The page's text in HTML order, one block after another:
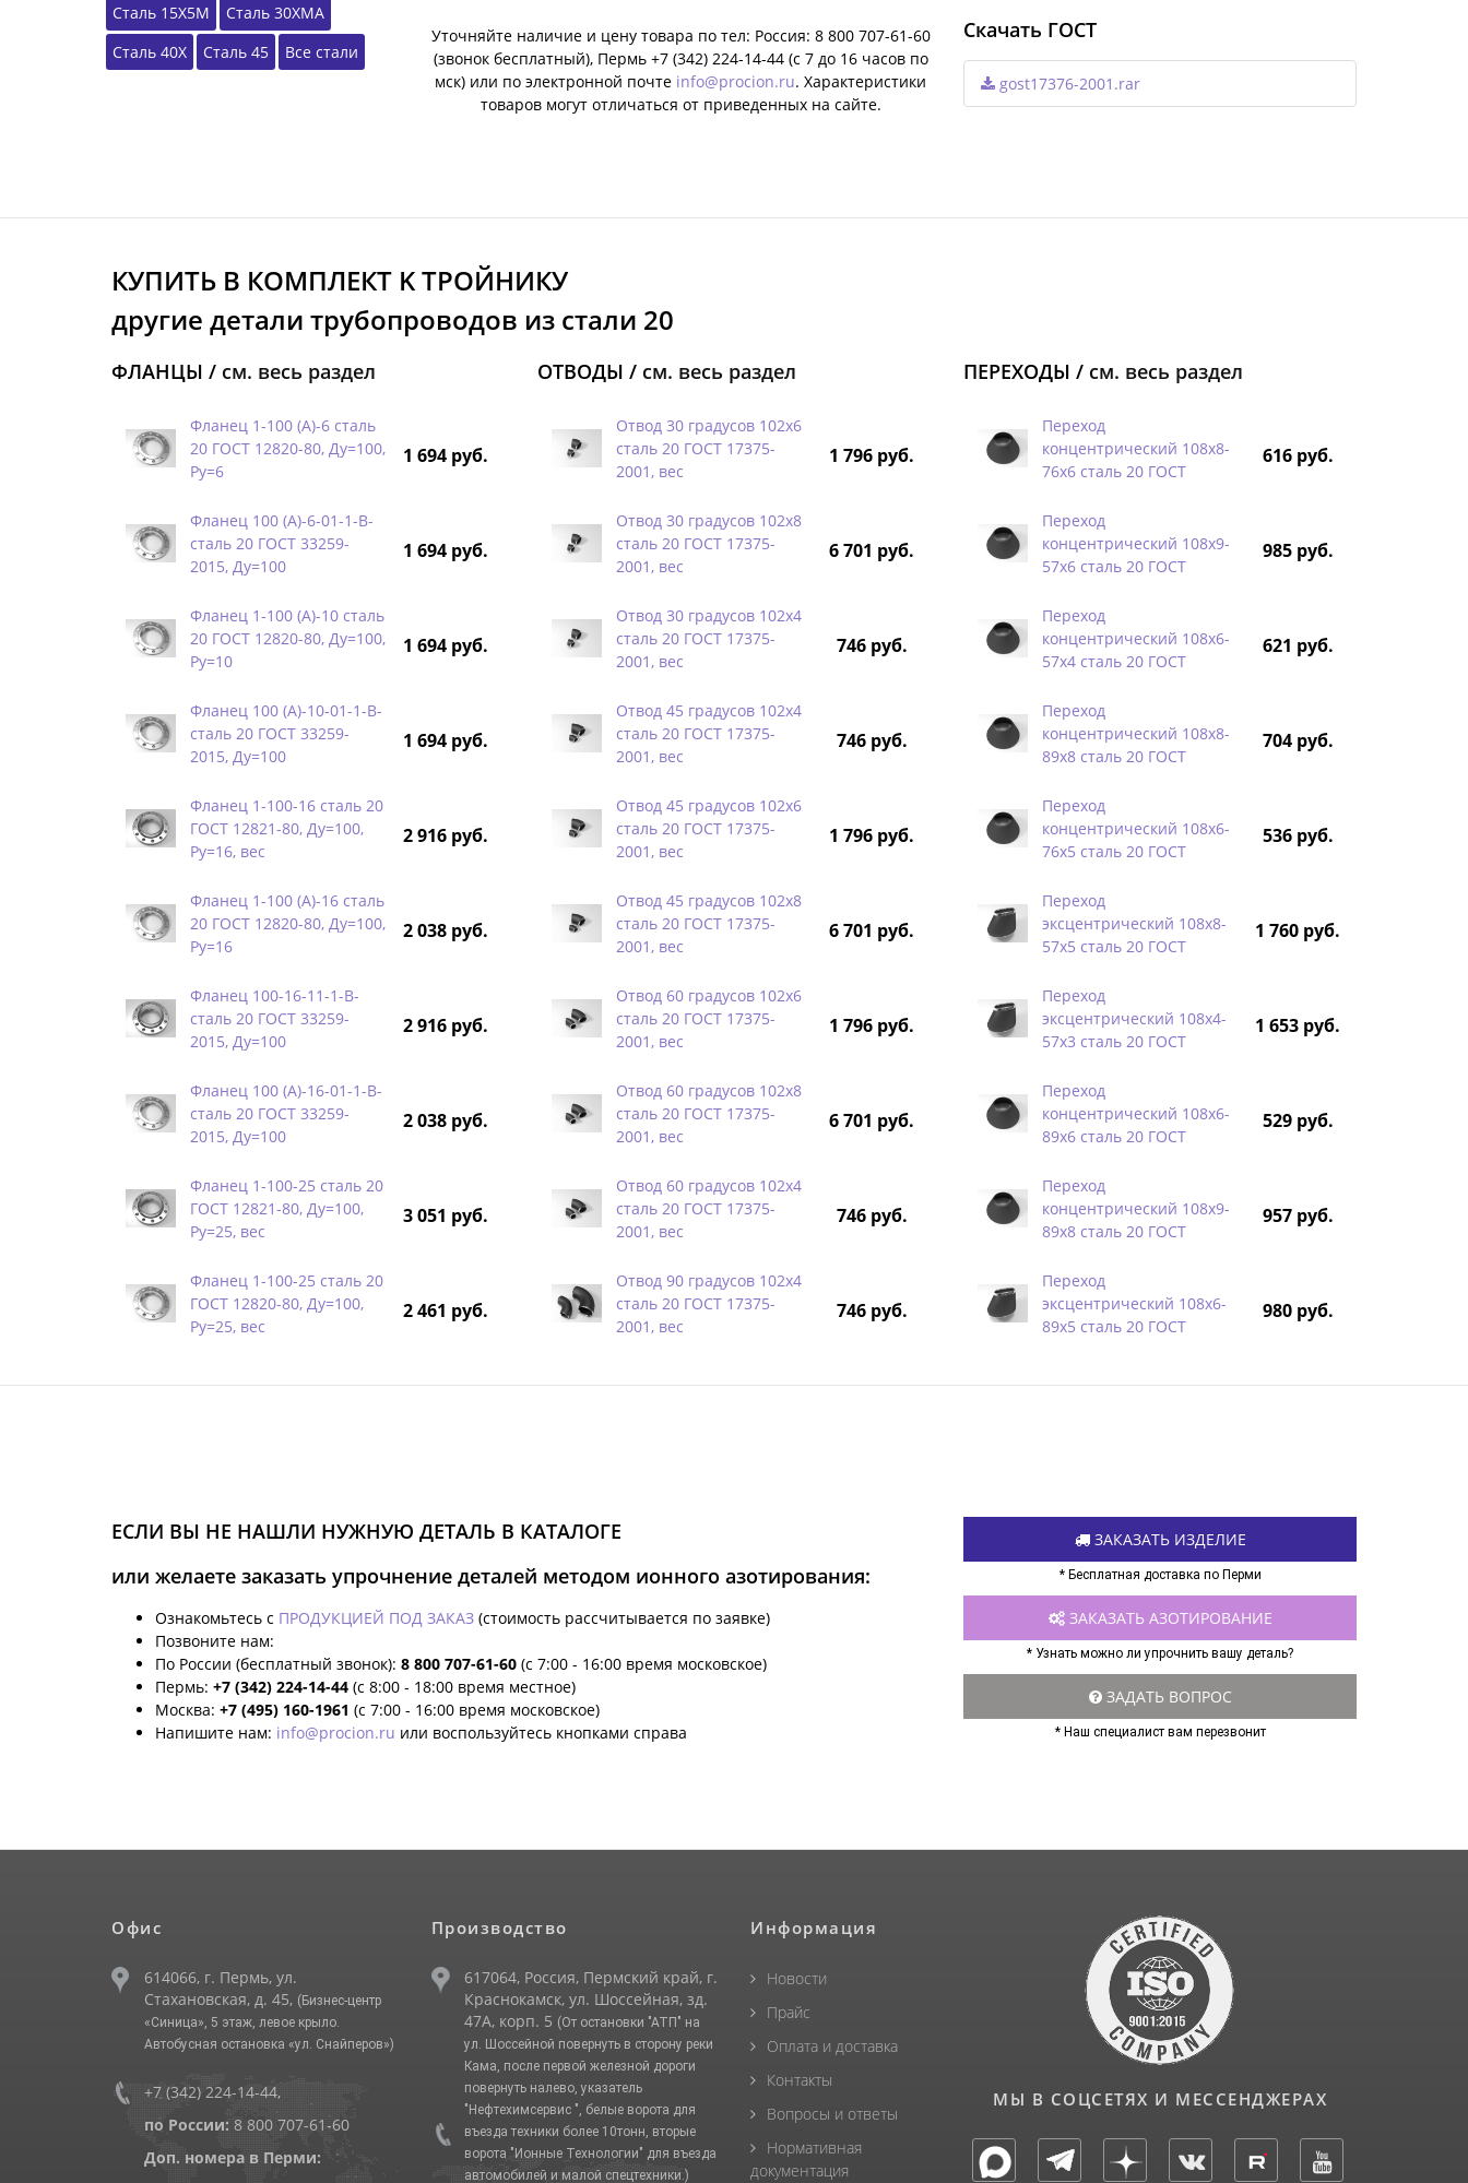
Сталь 15Х5М
Сталь 30ХМА
Сталь 40Х
Сталь 45 Все стали
Уточняйте наличие и цену товара по тел: Россия: 8 800 707-61-60
(звонок бесплатный), Пермь +7 (342) 224-14-44 (c 7 до 16 часов по
мск) или по электронной почте info@procion.ru. Характеристики
товаров могут отличаться от приведенных на сайте.
Скачать ГОСТ
gost17376-2001.rar
КУПИТЬ В КОМПЛЕКТ K ТРОЙНИКУ
другие детали трубопроводов из стали 20
ФЛАНЦЫ / см. весь раздел
Фланец 1-100 (А)-6 сталь
20 ГОСТ 12820-80, Ду=100,
Ру=6
1 694 руб.
Фланец 100 (А)-6-01-1-B-
сталь 20 ГОСТ 33259-
2015, Ду=100
1 694 руб.
Фланец 1-100 (А)-10 сталь
20 ГОСТ 12820-80, Ду=100,
Ру=10
1 694 руб.
Фланец 100 (А)-10-01-1-B-
сталь 20 ГОСТ 33259-
2015, Ду=100
1 694 руб.
Фланец 1-100-16 сталь 20
ГОСТ 12821-80, Ду=100,
Ру=16, вес
2 916 руб.
Фланец 1-100 (А)-16 сталь
20 ГОСТ 12820-80, Ду=100,
Ру=16
2 038 руб.
Фланец 100-16-11-1-B-
сталь 20 ГОСТ 33259-
2015, Ду=100
2 916 руб.
Фланец 100 (А)-16-01-1-B-
сталь 20 ГОСТ 33259-
2015, Ду=100
2 038 руб.
Фланец 1-100-25 сталь 20
ГОСТ 12821-80, Ду=100,
Ру=25, вес
3 051 руб.
Фланец 1-100-25 сталь 20
ГОСТ 12820-80, Ду=100,
Ру=25, вес
2 461 руб.
ОТВОДЫ / см. весь раздел
Отвод 30 градусов 102х6
сталь 20 ГОСТ 17375-
2001, вес
1 796 руб.
Отвод 30 градусов 102х8
сталь 20 ГОСТ 17375-
2001, вес
6 701 руб.
Отвод 30 градусов 102х4
сталь 20 ГОСТ 17375-
2001, вес
746 руб.
Отвод 45 градусов 102х4
сталь 20 ГОСТ 17375-
2001, вес
746 руб.
Отвод 45 градусов 102х6
сталь 20 ГОСТ 17375-
2001, вес
1 796 руб.
Отвод 45 градусов 102х8
сталь 20 ГОСТ 17375-
2001, вес
6 701 руб.
Отвод 60 градусов 102х6
сталь 20 ГОСТ 17375-
2001, вес
1 796 руб.
Отвод 60 градусов 102х8
сталь 20 ГОСТ 17375-
2001, вес
6 701 руб.
Отвод 60 градусов 102х4
сталь 20 ГОСТ 17375-
2001, вес
746 руб.
Отвод 90 градусов 102х4
сталь 20 ГОСТ 17375-
2001, вес
746 руб.
ПЕРЕХОДЫ / см. весь раздел
Переход
концентрический 108х8-
76х6 сталь 20 ГОСТ
616 руб.
Переход
концентрический 108х9-
57х6 сталь 20 ГОСТ
985 руб.
Переход
концентрический 108х6-
57х4 сталь 20 ГОСТ
621 руб.
Переход
концентрический 108х8-
89х8 сталь 20 ГОСТ
704 руб.
Переход
концентрический 108х6-
76х5 сталь 20 ГОСТ
536 руб.
Переход
эксцентрический 108х8-
57х5 сталь 20 ГОСТ
1 760 руб.
Переход
эксцентрический 108х4-
57х3 сталь 20 ГОСТ
1 653 руб.
Переход
концентрический 108х6-
89х6 сталь 20 ГОСТ
529 руб.
Переход
концентрический 108х9-
89х8 сталь 20 ГОСТ
957 руб.
Переход
эксцентрический 108х6-
89х5 сталь 20 ГОСТ
980 руб.
ЕСЛИ ВЫ НЕ НАШЛИ НУЖНУЮ ДЕТАЛЬ В КАТАЛОГЕ
или желаете заказать упрочнение деталей методом ионного азотирования:
Ознакомьтесь с ПРОДУКЦИЕЙ ПОД ЗАКАЗ (стоимость рассчитывается по заявке)
Позвоните нам:
По России (бесплатный звонок): 8 800 707-61-60 (с 7:00 - 16:00 время московское)
Пермь: +7 (342) 224-14-44 (с 8:00 - 18:00 время местное)
Москва: +7 (495) 160-1961 (с 7:00 - 16:00 время московское)
Напишите нам: info@procion.ru или воспользуйтесь кнопками справа
ЗАКАЗАТЬ ИЗДЕЛИЕ
* Бесплатная доставка по Перми
ЗАКАЗАТЬ АЗОТИРОВАНИЕ
* Узнать можно ли упрочнить вашу деталь?
ЗАДАТЬ ВОПРОС
* Наш специалист вам перезвонит
Офис
614066, г. Пермь, ул.
Стахановская, д. 45, (Бизнес-центр
«Синица», 5 этаж, левое крыло.
Автобусная остановка «ул. Снайперов»)
+7 (342) 224-14-44,
по России: 8 800 707-61-60
Доп. номера в Перми:
Производство
617064, Россия, Пермский край, г.
Краснокамск, ул. Шоссейная, зд.
47А, корп. 5 (От остановки "АТП" на
ул. Шоссейной повернуть в сторону реки
Кама, после первой железной дороги
повернуть налево, указатель
"Нефтехимсервис ", белые ворота для
въезда техники более 10тонн, вторые
ворота "Ионные Технологии" для въезда
автомобилей и малой спецтехники.)
Информация
Новости
Прайс
Оплата и доставка
Контакты
Вопросы и ответы
Нормативная
документация
МЫ В СОЦСЕТЯХ И МЕССЕНДЖЕРАХ